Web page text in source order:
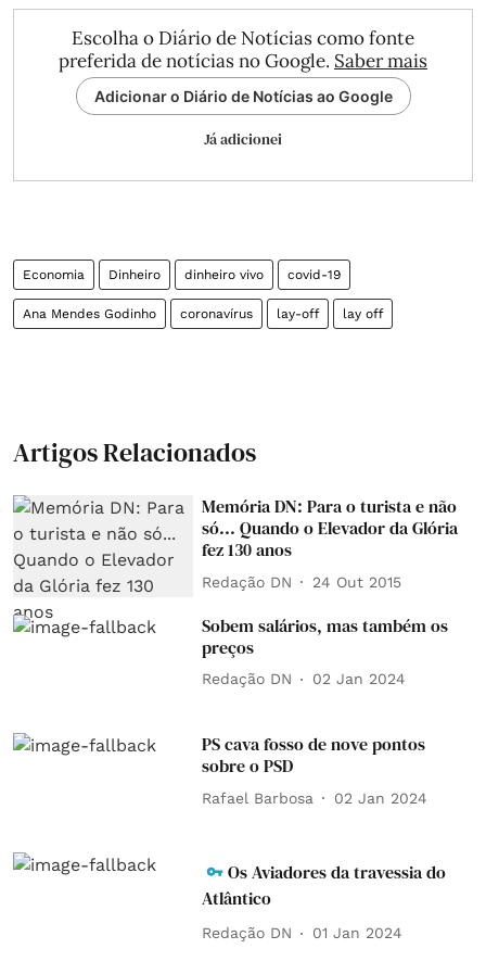
Escolha o Diário de Notícias como fonte
preferida de notícias no Google. Saber mais
Adicionar o Diário de Notícias ao Google
Já adicionei
Economia Dinheiro dinheiro vivo covid-19
Ana Mendes Godinho coronavírus lay-off lay off
Artigos Relacionados
Memória DN: Para o turista e não
só... Quando o Elevador da Glória
fez 130 anos
Redação DN 24 Out 2015
Sobem salários, mas também os
preços
Redação DN 02 Jan 2024
PS cava fosso de nove pontos
sobre o PSD
Rafael Barbosa 02 Jan 2024
Os Aviadores da travessia do
Atlântico
Redação DN 01 Jan 2024